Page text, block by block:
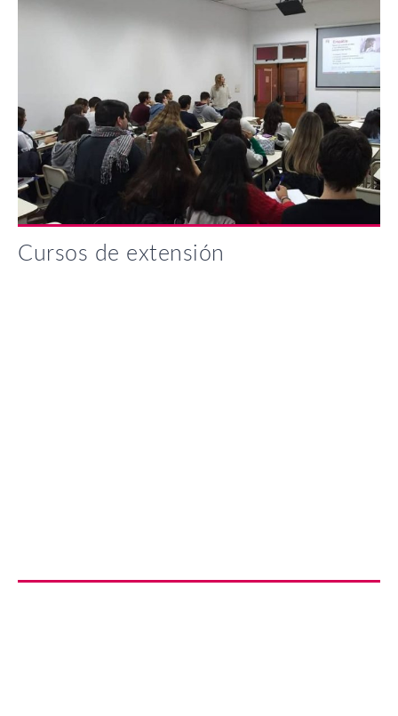
Cursos de extensión